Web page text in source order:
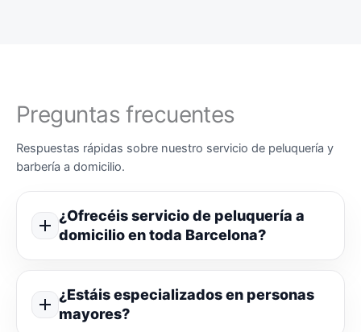
Preguntas frecuentes
Respuestas rápidas sobre nuestro servicio de peluquería y
barbería a domicilio.
¿Ofrecéis servicio de peluquería a
domicilio en toda Barcelona?
¿Estáis especializados en personas
mayores?